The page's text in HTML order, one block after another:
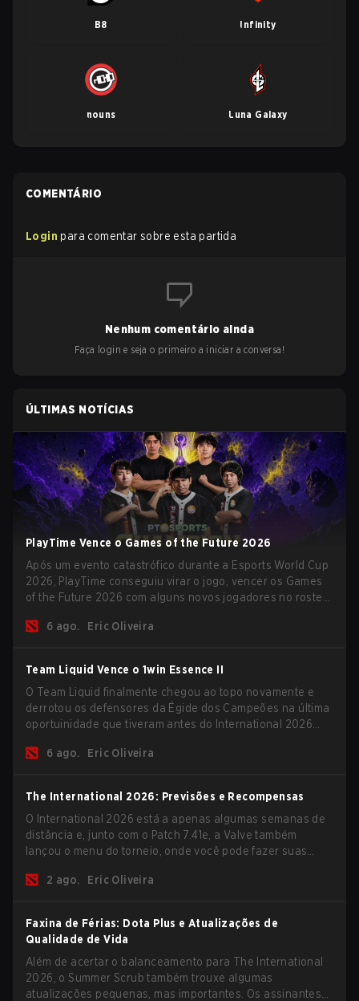
B8 Infinity
nouns Luna Galaxy
COMENTÁRIO
Login para comentar sobre esta partida
Nenhum comentário ainda
Faça login e seja o primeiro a iniciar a conversa!
ÚLTIMAS NOTÍCIAS
PlayTime Vence o Games of the Future 2026
Após um evento catastrófico durante a Esports World Cup
2026, PlayTime conseguiu virar o jogo, vencer os Games
of the Future 2026 com alguns novos jogadores no roster
da nova temporada.
6 ago. Eric Oliveira
Team Liquid Vence o 1win Essence II
O Team Liquid finalmente chegou ao topo novamente e
derrotou os defensores da Égide dos Campeões na última
oportuinidade que tiveram antes do International 2026
uma chance de glória eterna.
6 ago. Eric Oliveira
The International 2026: Previsões e Recompensas
O International 2026 está a apenas algumas semanas de
distância e, junto com o Patch 7.41e, a Valve também
lançou o menu do torneio, onde você pode fazer suas
recompensas deste ano.
2 ago. Eric Oliveira
Faxina de Férias: Dota Plus e Atualizações de
Qualidade de Vida
Além de acertar o balanceamento para The International
2026, o Summer Scrub também trouxe algumas
atualizações pequenas, mas importantes. Os assinantes